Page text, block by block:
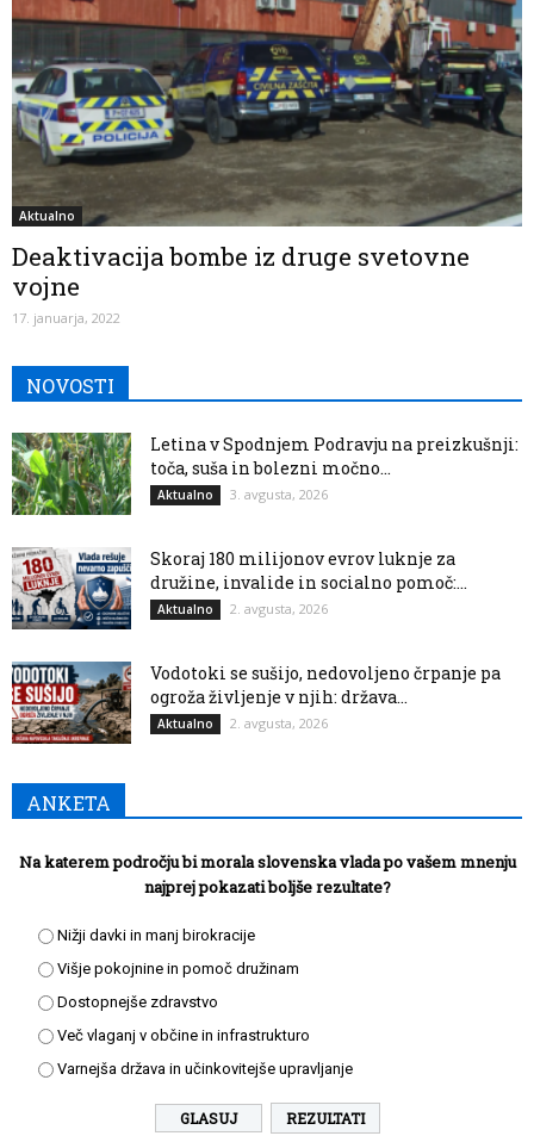
Aktualno
Deaktivacija bombe iz druge svetovne
vojne
17. januarja, 2022
NOVOSTI
Letina v Spodnjem Podravju na preizkušnji:
toča, suša in bolezni močno...
Aktualno 3. avgusta, 2026
Skoraj 180 milijonov evrov luknje za
družine, invalide in socialno pomoč:...
Aktualno 2. avgusta, 2026
Vodotoki se sušijo, nedovoljeno črpanje pa
ogroža življenje v njih: država...
Aktualno 2. avgusta, 2026
ANKETA
Na katerem področju bi morala slovenska vlada po vašem mnenju
najprej pokazati boljše rezultate?
Nižji davki in manj birokracije
Višje pokojnine in pomoč družinam
Dostopnejše zdravstvo
Več vlaganj v občine in infrastrukturo
Varnejša država in učinkovitejše upravljanje
REZULTATI